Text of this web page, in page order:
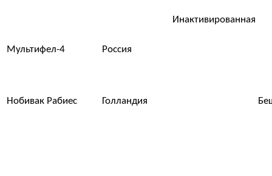
Инактивированная
Мультифел-4 Россия
Нобивак Рабиес Голландия